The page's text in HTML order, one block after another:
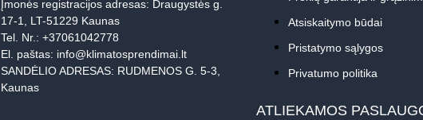
Įmonės registracijos adresas: Draugystės g.
17-1, LT-51229 Kaunas
Tel. Nr.: +37061042778
El. paštas: info@klimatosprendimai.lt
SANDĖLIO ADRESAS: RUDMENOS G. 5-3,
Kaunas
Atsiskaitymo būdai
Pristatymo sąlygos
Privatumo politika
ATLIEKAMOS